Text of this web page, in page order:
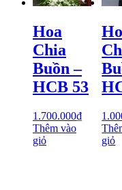
Hoa
Chia
Buồn –
HCB 53
1.700.000₫
Thêm vào
giỏ
giỏ